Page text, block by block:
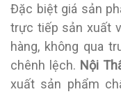
Đặc biệt giá sản
trực tiếp sản xuất
hàng, không qua
chênh lệch. Nội
xuất sản phẩm